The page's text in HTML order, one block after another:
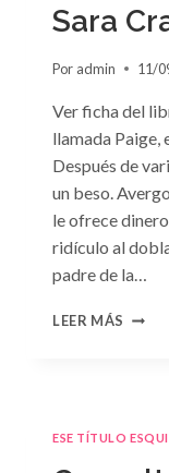
Sara
Por admin 11/
Ver ficha del
llamada Paige,
Después de
un beso.
le ofrece
ridículo al
padre de la…
LEER MÁS
ESE TÍTULO